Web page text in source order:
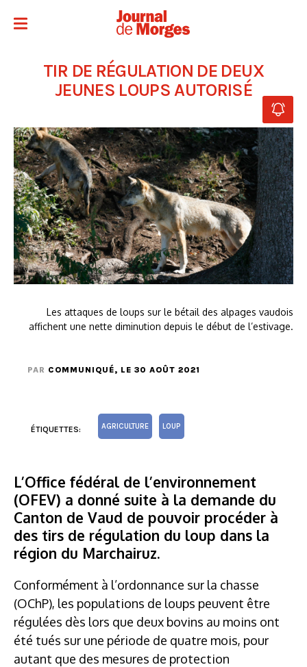
TIR DE RÉGULATION DE DEUX
JEUNES LOUPS AUTORISÉ
Les attaques de loups sur le bétail des alpages vaudois
affichent une nette diminution depuis le début de l’estivage.
PAR COMMUNIQUÉ, LE 30 AOÛT 2021
ÉTIQUETTES: AGRICULTURE LOUP
L’Office fédéral de l’environnement
(OFEV) a donné suite à la demande du
Canton de Vaud de pouvoir procéder à
des tirs de régulation du loup dans la
région du Marchairuz.
Conformément à l’ordonnance sur la chasse
(OChP), les populations de loups peuvent être
régulées dès lors que deux bovins au moins ont
été tués sur une période de quatre mois, pour
autant que des mesures de protection